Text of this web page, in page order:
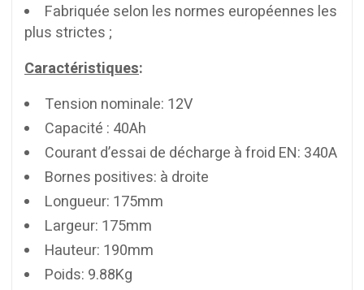
Fabriquée selon les normes européennes les
plus strictes ;
Caractéristiques:
Tension nominale: 12V
Capacité : 40Ah
Courant d’essai de décharge à froid EN: 340A
Bornes positives: à droite
Longueur: 175mm
Largeur: 175mm
Hauteur: 190mm
Poids: 9.88Kg